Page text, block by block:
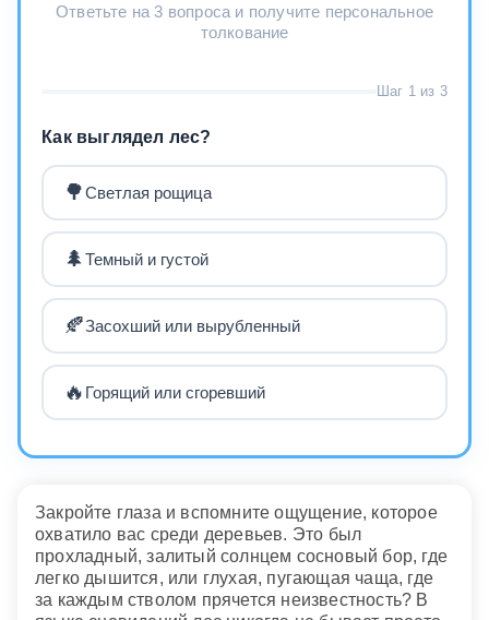
Ответьте на 3 вопроса и получите персональное
толкование
Шаг 1 из 3
Как выглядел лес?
🌳Светлая рощица
🌲Темный и густой
🍂Засохший или вырубленный
🔥 Горящий или сгоревший
Закройте глаза и вспомните ощущение, которое
охватило вас среди деревьев. Это был
прохладный, залитый солнцем сосновый бор, где
легко дышится, или глухая, пугающая чаща, где
за каждым стволом прячется неизвестность? В